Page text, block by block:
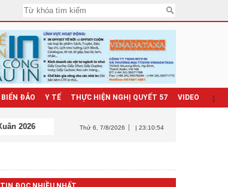
BIỂN ĐẢO Y TẾ THỰC HIỆN NGHỊ QUYẾT 57 VIDEO
Thứ 6 , 7/8/2026 | 23:10:56